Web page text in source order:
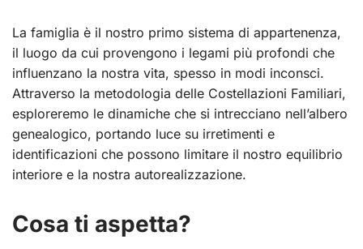
La famiglia è il nostro primo sistema di appartenenza,
il luogo da cui provengono i legami più profondi che
influenzano la nostra vita, spesso in modi inconsci.
Attraverso la metodologia delle Costellazioni Familiari,
esploreremo le dinamiche che si intrecciano nell’albero
genealogico, portando luce su irretimenti e
identificazioni che possono limitare il nostro equilibrio
interiore e la nostra autorealizzazione.
Cosa ti aspetta?